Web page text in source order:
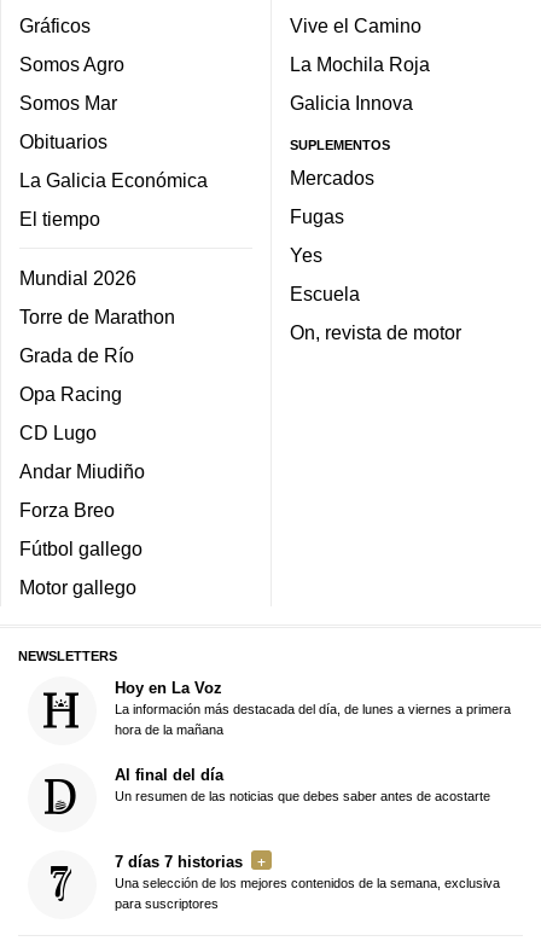
Gráficos
Somos Agro
Somos Mar
Obituarios
La Galicia Económica
El tiempo
Mundial 2026
Torre de Marathon
Grada de Río
Opa Racing
CD Lugo
Andar Miudiño
Forza Breo
Fútbol gallego
Motor gallego
Vive el Camino
La Mochila Roja
Galicia Innova
SUPLEMENTOS
Mercados
Fugas
Yes
Escuela
On, revista de motor
NEWSLETTERS
Hoy en La Voz
La información más destacada del día, de lunes a viernes a primera
hora de la mañana
Al final del día
Un resumen de las noticias que debes saber antes de acostarte
7 días 7 historias
Una selección de los mejores contenidos de la semana, exclusiva
para suscriptores